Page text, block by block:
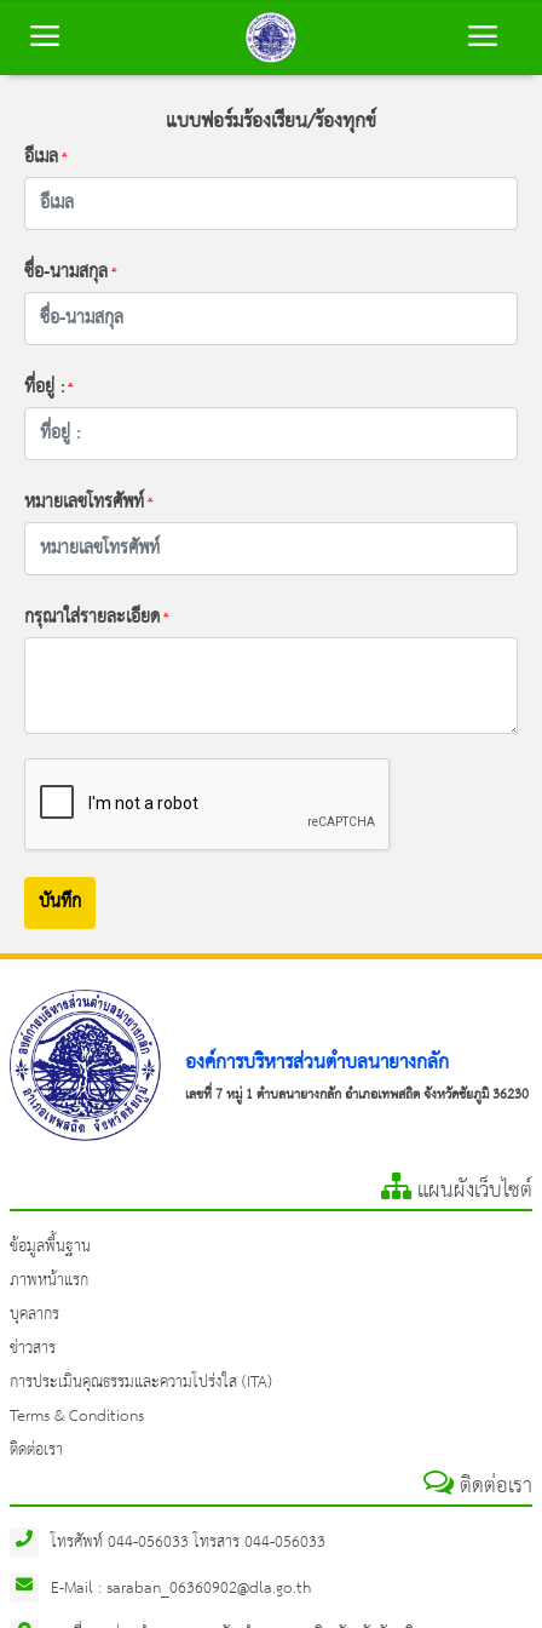
หน้าหลัก
ข้อมูลพื้นฐาน
บุคลากร
ข่าวสาร
การประเมินคุณธรรมและความโปร่งใส
ติดต่อเรา
แบบฟอร์มร้องเรียน/ร้องทุกข์
อีเมล*
ชื่อ-นามสกุล*
ที่อยู่ :*
หมายเลขโทรศัพท์*
กรุณาใส่รายละเอียด*
บันทึก
องค์การบริหารส่วนตำบลนายางกลัก
เลขที่ 7 หมู่ 1 ตำบลนายางกลัก อำเภอเทพสถิต จังหวัดชัยภูมิ 36230
แผนผังเว็บไซต์
ข้อมูลพื้นฐาน
ภาพหน้าแรก
บุคลากร
ข่าวสาร
การประเมินคุณธรรมและความโปร่งใส (ITA)
Terms & Conditions
ติดต่อเรา
ติดต่อเรา
โทรศัพท์ 044-056033 โทรสาร 044-056033
E-Mail : saraban_06360902@dla.go.th